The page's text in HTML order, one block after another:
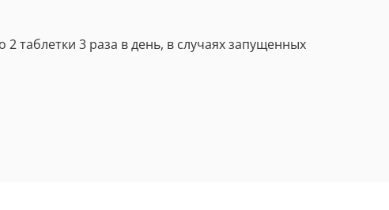
таблетки 3 раза в день, в случаях запущенных